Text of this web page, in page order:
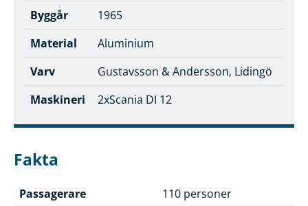
Byggår
1965
Material
Aluminium
Varv
Gustavsson & Andersson, Lidingö
Maskineri
2xScania DI 12
Fakta
Passagerare
110 personer